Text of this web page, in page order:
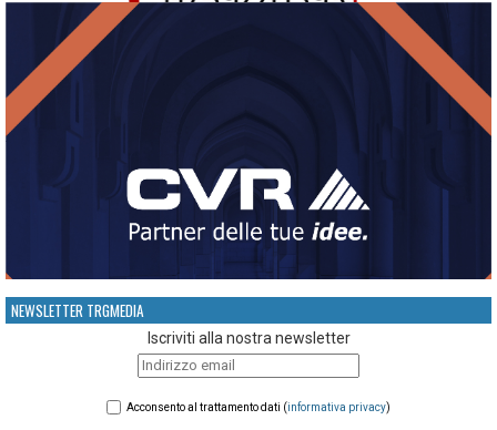
NEWSLETTER TRGMEDIA
Iscriviti alla nostra newsletter
Acconsento al trattamento dati (informativa privacy)